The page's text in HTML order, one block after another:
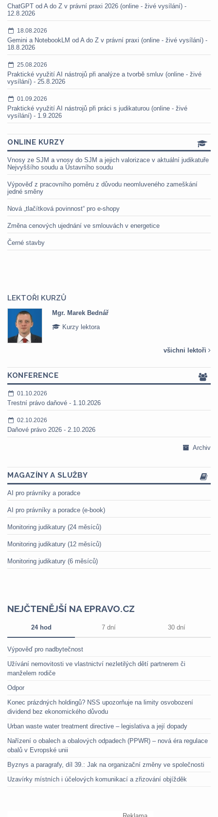
ChatGPT od A do Z v právní praxi 2026 (online - živé vysílání) -
12.8.2026
18.08.2026
Gemini a NotebookLM od A do Z v právní praxi (online - živé vysílání) -
18.8.2026
25.08.2026
Praktické využití AI nástrojů při analýze a tvorbě smluv (online - živé
vysílání) - 25.8.2026
01.09.2026
Praktické využití AI nástrojů při práci s judikaturou (online - živé
vysílání) - 1.9.2026
ONLINE KURZY
Vnosy ze SJM a vnosy do SJM a jejich valorizace v aktuální judikatuře
Nejvyššího soudu a Ústavního soudu
Výpověď z pracovního poměru z důvodu neomluveného zameškání
jedné směny
Nová „tlačítková povinnost“ pro e-shopy
Změna cenových ujednání ve smlouvách v energetice
Černé stavby
LEKTOŘI KURZŮ
Mgr. Marek Bednář
Kurzy lektora
všichni lektoři
KONFERENCE
01.10.2026
Trestní právo daňové - 1.10.2026
02.10.2026
Daňové právo 2026 - 2.10.2026
Archiv
MAGAZÍNY A SLUŽBY
AI pro právníky a poradce
AI pro právníky a poradce (e-book)
Monitoring judikatury (24 měsíců)
Monitoring judikatury (12 měsíců)
Monitoring judikatury (6 měsíců)
NEJČTENĚJŠÍ NA EPRAVO.CZ
24 hod 7 dní 30 dní
Výpověď pro nadbytečnost
Užívání nemovitosti ve vlastnictví nezletilých dětí partnerem či
manželem rodiče
Odpor
Konec prázdných holdingů? NSS upozorňuje na limity osvobození
dividend bez ekonomického důvodu
Urban waste water treatment directive – legislativa a její dopady
Nařízení o obalech a obalových odpadech (PPWR) – nová éra regulace
obalů v Evropské unii
Byznys a paragrafy, díl 39.: Jak na organizační změny ve společnosti
Uzavírky místních i účelových komunikací a zřizování objížděk